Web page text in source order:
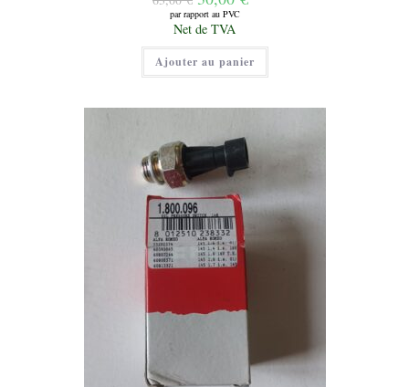
prix
initial
était :
63,00 €.
par rapport au PVC
Le
prix
actuel
est :
30,00 €.
Net de TVA
Ajouter au panier